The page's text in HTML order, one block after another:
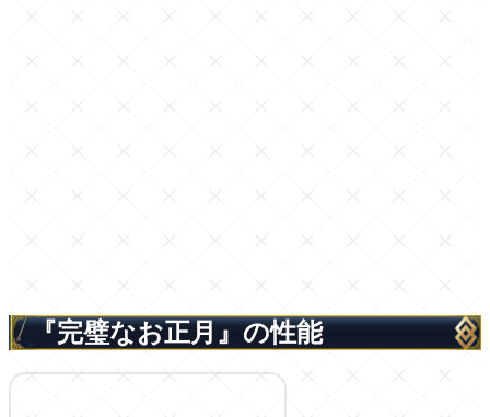
『完璧なお正月』の性能